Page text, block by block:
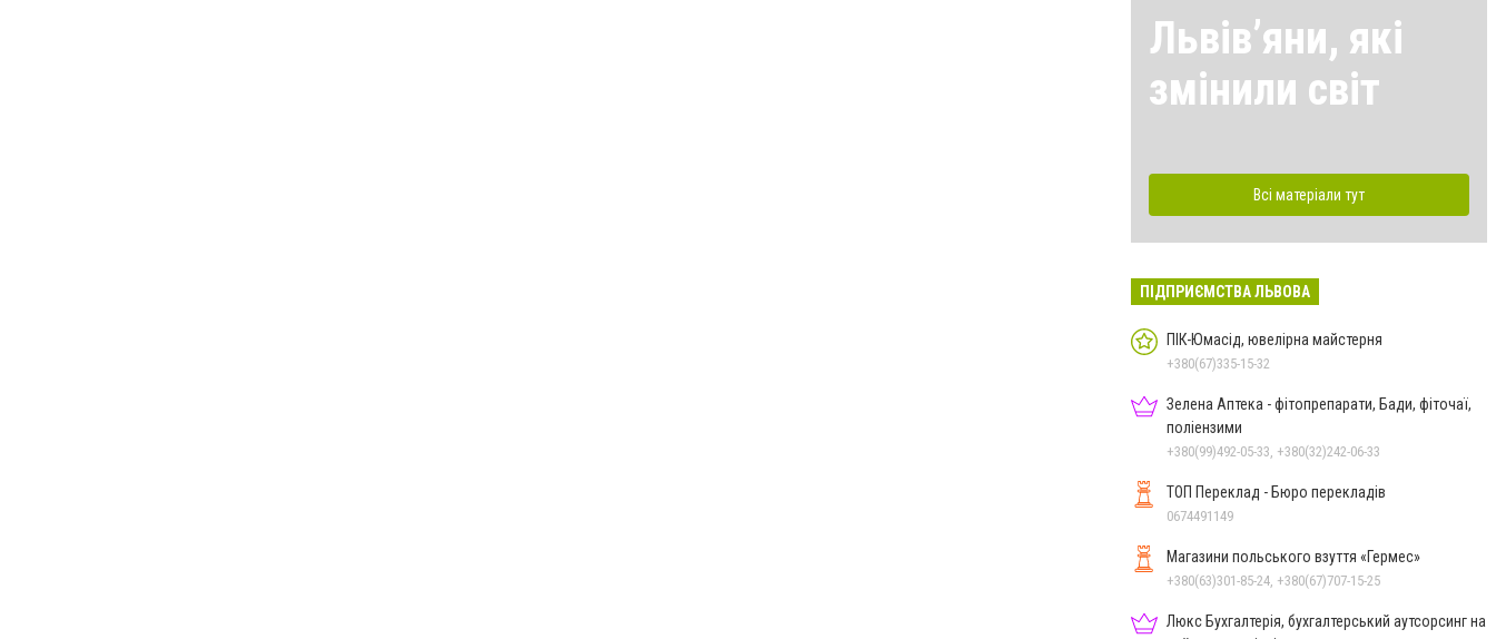
Львівʼяни, які
змінили світ
Всі матеріали тут
ПІДПРИЄМСТВА ЛЬВОВА
ПІК-Юмасід, ювелірна майстерня
+380(67)335-15-32
Зелена Аптека - фітопрепарати, Бади, фіточаї,
поліензими
+380(99)492-05-33, +380(32)242-06-33
ТОП Переклад - Бюро перекладів
0674491149
Магазини польського взуття «Гермес»
+380(63)301-85-24, +380(67)707-15-25
Люкс Бухгалтерія, бухгалтерський аутсорсинг на